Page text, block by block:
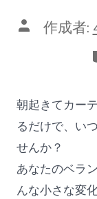
投 作成者:
朝起きてカー
るだけで、い
せんか？
あなたのベラ
んな小さな変